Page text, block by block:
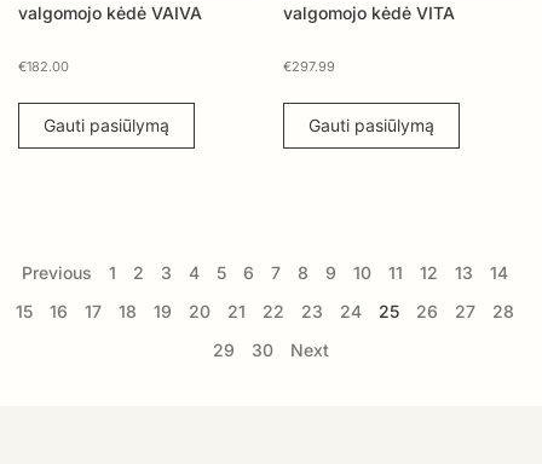
valgomojo kėdė VAIVA
€182.00
Gauti pasiūlymą
valgomojo kėdė VITA
€297.99
Gauti pasiūlymą
Previous 1 2 3 4 5 6 7 8 9 10 11 12 13
14
15
16 17 18 19 20 21 22 23 24 25 26 27
28
29
30 Next